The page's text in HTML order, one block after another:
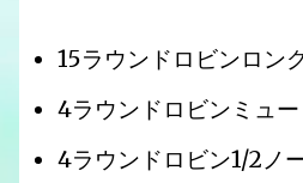
15ラウンドロビンロン
4ラウンドロビンミュー
4ラウンドロビン1/2ノ